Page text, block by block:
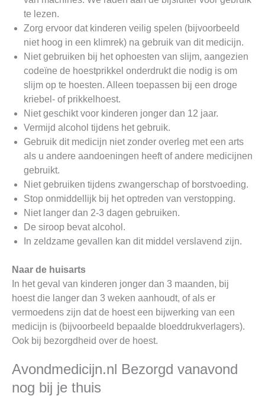
te lezen.
Zorg ervoor dat kinderen veilig spelen (bijvoorbeeld
niet hoog in een klimrek) na gebruik van dit medicijn.
Niet gebruiken bij het ophoesten van slijm, aangezien
codeïne de hoestprikkel onderdrukt die nodig is om
slijm op te hoesten. Alleen toepassen bij een droge
kriebel- of prikkelhoest.
Niet geschikt voor kinderen jonger dan 12 jaar.
Vermijd alcohol tijdens het gebruik.
Gebruik dit medicijn niet zonder overleg met een arts
als u andere aandoeningen heeft of andere medicijnen
gebruikt.
Niet gebruiken tijdens zwangerschap of borstvoeding.
Stop onmiddellijk bij het optreden van verstopping.
Niet langer dan 2-3 dagen gebruiken.
De siroop bevat alcohol.
In zeldzame gevallen kan dit middel verslavend zijn.
Naar de huisarts
In het geval van kinderen jonger dan 3 maanden, bij
hoest die langer dan 3 weken aanhoudt, of als er
vermoedens zijn dat de hoest een bijwerking van een
medicijn is (bijvoorbeeld bepaalde bloeddrukverlagers).
Ook bij bezorgdheid over de hoest.
Avondmedicijn.nl Bezorgd vanavond
nog bij je thuis